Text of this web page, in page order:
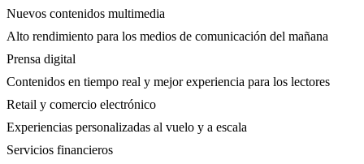
Nuevos contenidos multimedia
Alto rendimiento para los medios de comunicación del mañana
Prensa digital
Contenidos en tiempo real y mejor experiencia para los lectores
Retail y comercio electrónico
Experiencias personalizadas al vuelo y a escala
Servicios financieros